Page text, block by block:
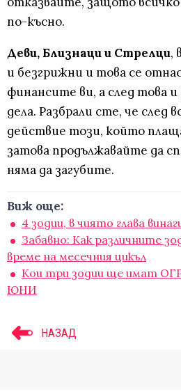
по-късно.
Деви, Близнаци и Стрелци,
и безгрижни и това се
финансите ви, а след това
дела. Разбрали сте, че след
действие този, който
затова продължавайте да
няма да загубите.
Виж още:
4 зодии, в чиято глава
Забавно: Как различните
време на месечния цикъл
Кои три зодии ще имат
ЮНИ
НАЗАД